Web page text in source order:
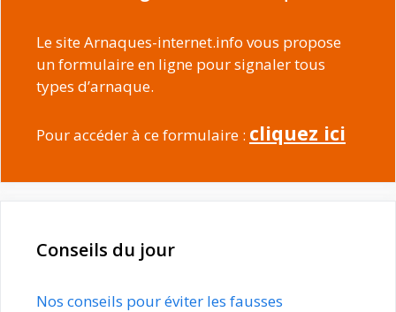
Le site Arnaques-internet.info vous propose
un formulaire en ligne pour signaler tous
types d’arnaque.
Pour accéder à ce formulaire : cliquez ici
Conseils du jour
Nos conseils pour éviter les fausses